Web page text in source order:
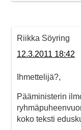
Riikka Söyring
12.3.2011 18:42
Ihmettelijä?,
Pääministerin
koko teksti